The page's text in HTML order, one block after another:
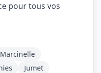
pour tous vos
Marcinelle
Jumet